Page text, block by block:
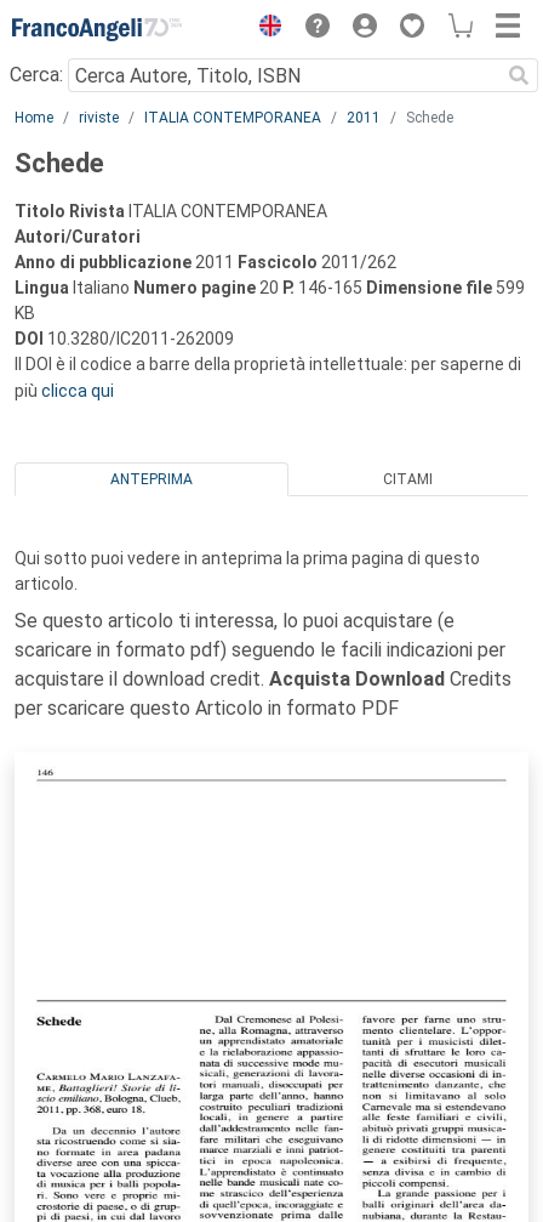
Menu
Cerca:
Main content
Home riviste ITALIA CONTEMPORANEA 2011 Schede
Schede
Titolo Rivista ITALIA CONTEMPORANEA
Autori/Curatori
Anno di pubblicazione 2011 Fascicolo 2011/262
Lingua Italiano Numero pagine 20 P. 146-165 Dimensione file 599
KB
DOI 10.3280/IC2011-262009
Il DOI è il codice a barre della proprietà intellettuale: per saperne di
più clicca qui
ANTEPRIMA CITAMI
Qui sotto puoi vedere in anteprima la prima pagina di questo
articolo.
Se questo articolo ti interessa, lo puoi acquistare (e
scaricare in formato pdf) seguendo le facili indicazioni per
acquistare il download credit. Acquista Download Credits
per scaricare questo Articolo in formato PDF